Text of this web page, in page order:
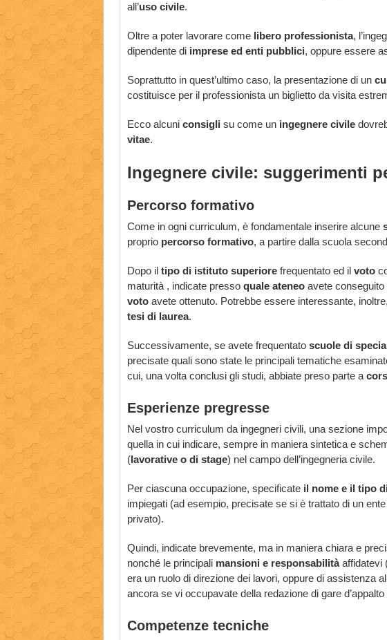
all’uso civile.
Oltre a poter lavorare come libero professionista,
dipendente di imprese ed enti pubblici, oppure essere
Soprattutto in quest’ultimo caso, la presentazione di un
costituisce per il professionista un biglietto da visita
Ecco alcuni consigli su come un ingegnere civile
vitae.
Ingegnere civile: suggerimenti
Percorso formativo
Come in ogni curriculum, è fondamentale inserire alcune
proprio percorso formativo, a partire dalla scuola
Dopo il tipo di istituto superiorefrequentato ed il voto
maturità , indicate presso quale ateneoavete conseguito
votoavete ottenuto. Potrebbe essere interessante,
tesi di laurea.
Successivamente, se avete frequentatoscuole di
precisate quali sono state le principali tematiche
cui, una volta conclusi gli studi, abbiate preso parte a
Esperienze pregresse
Nel vostro curriculum da ingegneri civili, una sezione
quella in cui indicare, sempre in maniera sintetica e
(lavorative o di stage) nel campo dell’ingegneria civile.
Per ciascuna occupazione, specificateil nome e il tipo
impiegati (ad esempio, precisate se si è trattato di un
privato).
Quindi, indicate brevemente, ma in maniera chiara e
nonché le principali mansioni e responsabilitàaffidatevi
era un ruolo di direzione dei lavori, oppure di assistenza
ancora se vi occupavate della redazione di gare
Competenze tecniche